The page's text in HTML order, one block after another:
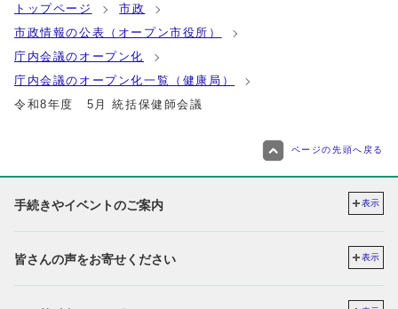
トップページ
市政
市政情報の公表（オープン市役所）
庁内会議のオープン化
庁内会議のオープン化一覧（健康局）
令和8年度 5月 統括保健師会議
ページの先頭へ戻る
手続きやイベントのご案内 表示
皆さんの声をお寄せください 表示